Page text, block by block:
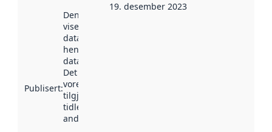
Publisert:
Denne datoen
viser når
datasettet vart
henta inn av
data.norge.no.
Det kan ha
vore
tilgjengeleg
tidlegare
andre stader.
19. desember 2023